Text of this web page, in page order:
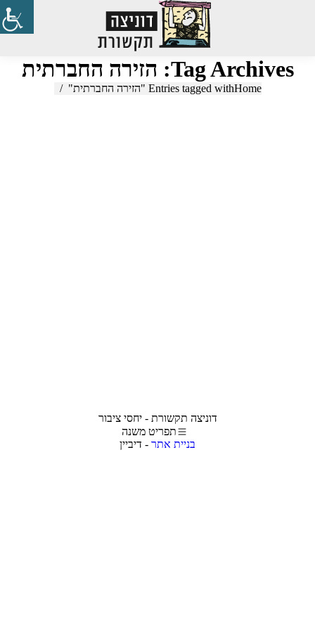
Search:
Tag Archives: הזירה החברתית
You are here:
HomeEntries tagged with "הזירה החברתית"
דוניצה תקשורת - יחסי ציבור
תפריט משנה
בניית אתר - דיביין